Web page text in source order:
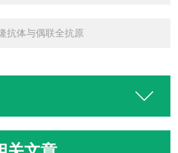
抗体与偶联全抗原